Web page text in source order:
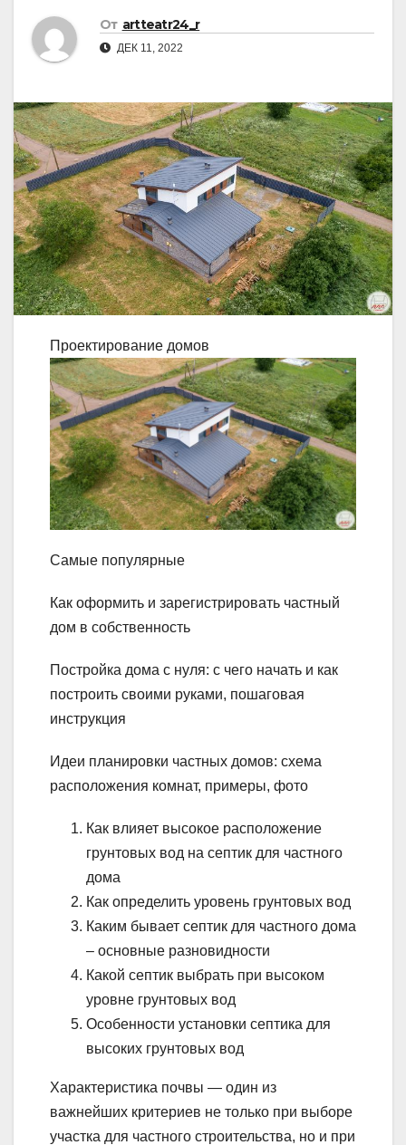
От artteatr24_r
ДЕК 11, 2022
Проектирование домов
Самые популярные
Как оформить и зарегистрировать частный
дом в собственность
Постройка дома с нуля: с чего начать и как
построить своими руками, пошаговая
инструкция
Идеи планировки частных домов: схема
расположения комнат, примеры, фото
Как влияет высокое расположение
грунтовых вод на септик для частного
дома
Как определить уровень грунтовых вод
Каким бывает септик для частного дома
– основные разновидности
Какой септик выбрать при высоком
уровне грунтовых вод
Особенности установки септика для
высоких грунтовых вод
Характеристика почвы — один из
важнейших критериев не только при выборе
участка для частного строительства, но и при